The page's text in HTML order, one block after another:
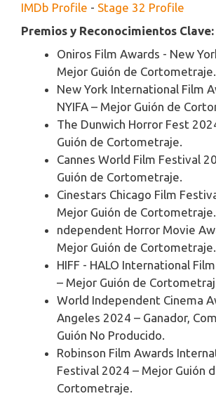
IMDb Profile - Stage 32 Profile
Premios y Reconocimientos Clave:
Oniros Film Awards - New
Mejor Guión de Cortometraje.
New York International Film
NYIFA – Mejor Guión de
The Dunwich Horror Fest
Guión de Cortometraje.
Cannes World Film Festival
Guión de Cortometraje.
Cinestars Chicago Film
Mejor Guión de Cortometraje.
ndependent Horror Movie
Mejor Guión de Cortometraje.
HIFF - HALO International
– Mejor Guión de
World Independent Cinema
Angeles 2024 – Ganador,
Guión No Producido.
Robinson Film Awards
Festival 2024 – Mejor Guión
Cortometraje.